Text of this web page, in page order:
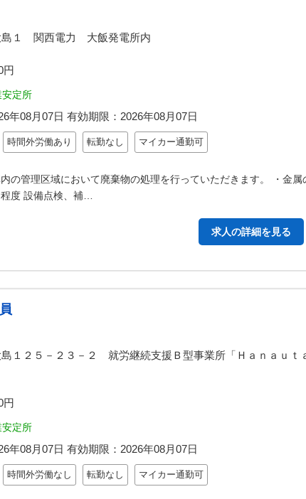
島１ 関西電力 大飯発電所内
円
定所
年08月07日 有効期限： 2026年08月07日
時間外労働あり 転勤なし マイカー通勤可
の管理区域において廃棄物の処理を行っていただきます。 ・金
度 設備点検、補…
求人の詳細を見る
郡大島１２５－２３－２ 就労継続支援Ｂ型事
円
定所
年08月07日 有効期限： 2026年08月07日
時間外労働なし 転勤なし マイカー通勤可